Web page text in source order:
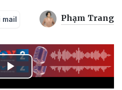
mail Phạm Trang
Play